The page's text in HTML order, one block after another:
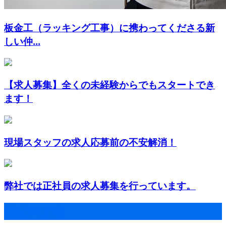
板金工（ラッキング工事）に携わってくださる新
しい仲...
【求人募集】全くの未経験からでもスタートでき
ます！
現場スタッフの求人応募前の不安解消！
弊社では正社員の求人募集を行っています。